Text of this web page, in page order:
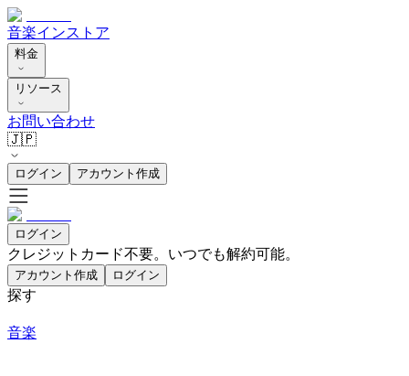
音楽インストア
料金
リソース
お問い合わせ
🇯🇵
ログイン アカウント作成
ログイン
クレジットカード不要。いつでも解約可能。
アカウント作成 ログイン
探す
音楽